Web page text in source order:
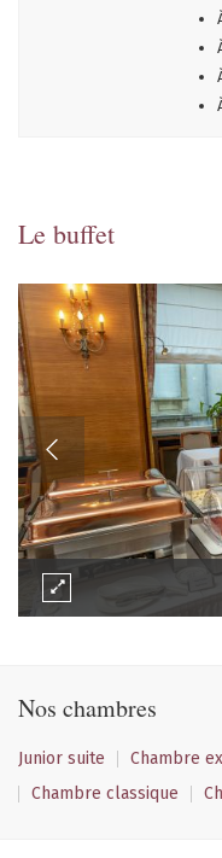
Le buffet
Nos chambres
Junior suite Chambre
Chambre classique